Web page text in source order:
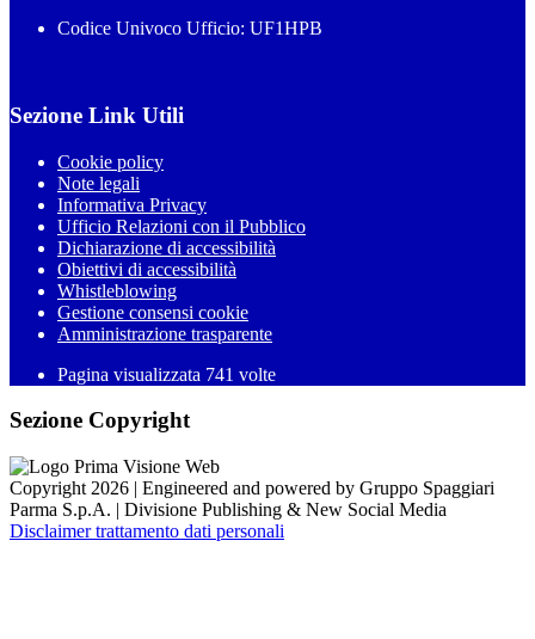
Codice Univoco Ufficio: UF1HPB
Sezione Link Utili
Cookie policy
Note legali
Informativa Privacy
Ufficio Relazioni con il Pubblico
Dichiarazione di accessibilità
Obiettivi di accessibilità
Whistleblowing
Gestione consensi cookie
Amministrazione trasparente
Pagina visualizzata 741 volte
Sezione Copyright
Copyright 2026 | Engineered and powered by Gruppo Spaggiari
Parma S.p.A. | Divisione Publishing & New Social Media
Disclaimer trattamento dati personali